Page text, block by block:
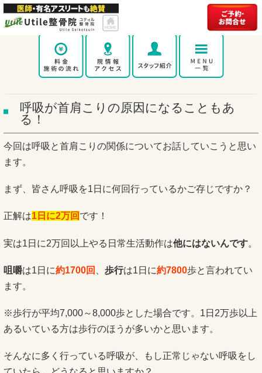
呼吸が首肩こりの原因になることもあ
る！
今回は呼吸と首肩こりの関係についてお話していこうと思い
ます。
まず、皆さん呼吸を1日に何回行っているかご存じですか？
正解は1日に2万回 です！
実は1日に2万回以上やる日常生活動作は他にはないんです。
咀嚼は1日に約1700回 歩行は1日に約7800歩と言われてい
ます。
※歩行が平均7,000～8,000歩とした場合です。1日2万歩以上
あるいている方は歩行のほうが多いかと思います。
そんなに多く行っている呼吸が、もし正常じゃない呼吸をし